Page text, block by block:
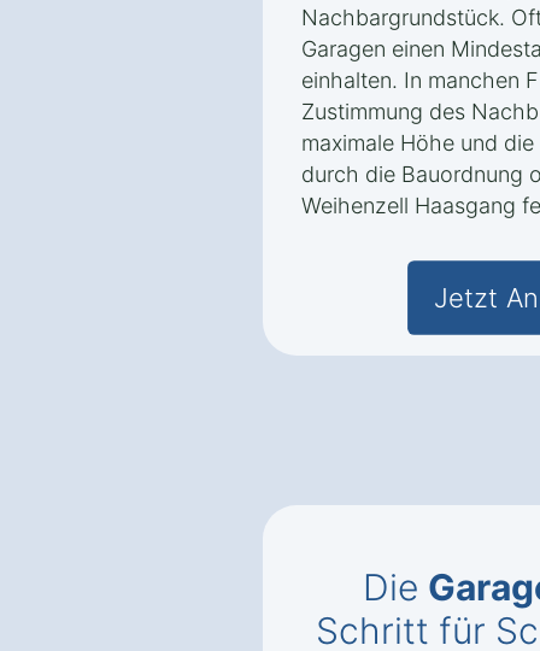
Nachbargrundstück.
Garagen einen
einhalten. In manchen
Zustimmung des
maximale Höhe und
durch die Bauordnung
Weihenzell Haasgang
Jetzt
Die
Schritt für